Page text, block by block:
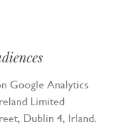
Google Analytics
Limited
Dublin 4, Irland.